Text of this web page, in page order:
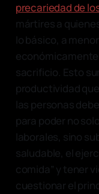
precariedad de
mártires a
lo básico, a
económicamente
sacrificio. Esto
productividad
las personas
para poder no
laborales, sino
saludable, el
comida” y tener
cuestionar el